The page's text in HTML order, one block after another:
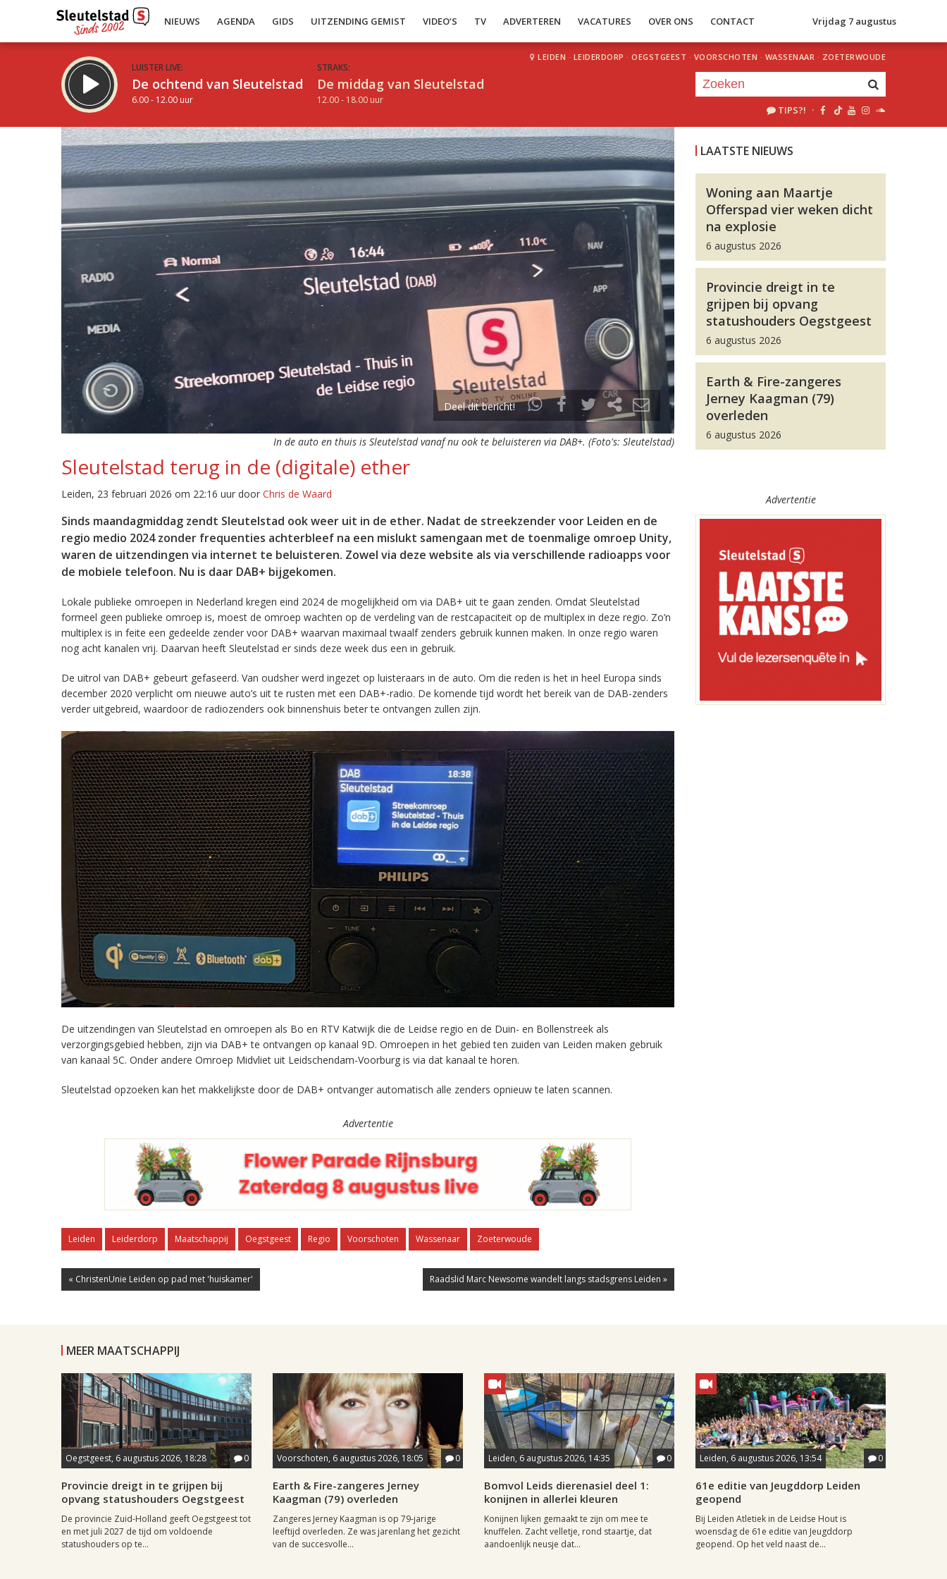
NIEUWS AGENDA GIDS UITZENDING GEMIST VIDEO’S TV ADVERTEREN VACATURES OVER ONS CONTACT Vrijdag 7 augustus
LUISTER LIVE:
De ochtend van Sleutelstad
6.00 - 12.00 uur
STRAKS:
De middag van Sleutelstad
12.00 - 18.00 uur
LEIDEN · LEIDERDORP · OEGSTGEEST · VOORSCHOTEN · WASSENAAR · ZOETERWOUDE
TIPS?! ·
Deel dit bericht!
In de auto en thuis is Sleutelstad vanaf nu ook te beluisteren via DAB+. (Foto's: Sleutelstad)
Sleutelstad terug in de (digitale) ether
Leiden, 23 februari 2026 om 22:16 uur door Chris de Waard
Sinds maandagmiddag zendt Sleutelstad ook weer uit in de ether. Nadat de streekzender voor Leiden en de
regio medio 2024 zonder frequenties achterbleef na een mislukt samengaan met de toenmalige omroep Unity,
waren de uitzendingen via internet te beluisteren. Zowel via deze website als via verschillende radioapps voor
de mobiele telefoon. Nu is daar DAB+ bijgekomen.
Lokale publieke omroepen in Nederland kregen eind 2024 de mogelijkheid om via DAB+ uit te gaan zenden. Omdat Sleutelstad
formeel geen publieke omroep is, moest de omroep wachten op de verdeling van de restcapaciteit op de multiplex in deze regio. Zo’n
multiplex is in feite een gedeelde zender voor DAB+ waarvan maximaal twaalf zenders gebruik kunnen maken. In onze regio waren
nog acht kanalen vrij. Daarvan heeft Sleutelstad er sinds deze week dus een in gebruik.
De uitrol van DAB+ gebeurt gefaseerd. Van oudsher werd ingezet op luisteraars in de auto. Om die reden is het in heel Europa sinds
december 2020 verplicht om nieuwe auto’s uit te rusten met een DAB+-radio. De komende tijd wordt het bereik van de DAB-zenders
verder uitgebreid, waardoor de radiozenders ook binnenshuis beter te ontvangen zullen zijn.
De uitzendingen van Sleutelstad en omroepen als Bo en RTV Katwijk die de Leidse regio en de Duin- en Bollenstreek als
verzorgingsgebied hebben, zijn via DAB+ te ontvangen op kanaal 9D. Omroepen in het gebied ten zuiden van Leiden maken gebruik
van kanaal 5C. Onder andere Omroep Midvliet uit Leidschendam-Voorburg is via dat kanaal te horen.
Sleutelstad opzoeken kan het makkelijkste door de DAB+ ontvanger automatisch alle zenders opnieuw te laten scannen.
Advertentie
Leiden Leiderdorp Maatschappij Oegstgeest Regio Voorschoten Wassenaar Zoeterwoude
« ChristenUnie Leiden op pad met 'huiskamer' Raadslid Marc Newsome wandelt langs stadsgrens Leiden »
LAATSTE NIEUWS
Woning aan Maartje
Offerspad vier weken dicht
na explosie
6 augustus 2026
Provincie dreigt in te
grijpen bij opvang
statushouders Oegstgeest
6 augustus 2026
Earth & Fire-zangeres
Jerney Kaagman (79)
overleden
6 augustus 2026
Advertentie
MEER MAATSCHAPPIJ
Oegstgeest, 6 augustus 2026, 18:28 0
Provincie dreigt in te grijpen bij
opvang statushouders Oegstgeest
De provincie Zuid-Holland geeft Oegstgeest tot
en met juli 2027 de tijd om voldoende
statushouders op te...
Voorschoten, 6 augustus 2026, 18:05 0
Earth & Fire-zangeres Jerney
Kaagman (79) overleden
Zangeres Jerney Kaagman is op 79-jarige
leeftijd overleden. Ze was jarenlang het gezicht
van de succesvolle...
Leiden, 6 augustus 2026, 14:35 0
Bomvol Leids dierenasiel deel 1:
konijnen in allerlei kleuren
Konijnen lijken gemaakt te zijn om mee te
knuffelen. Zacht velletje, rond staartje, dat
aandoenlijk neusje dat...
Leiden, 6 augustus 2026, 13:54 0
61e editie van Jeugddorp Leiden
geopend
Bij Leiden Atletiek in de Leidse Hout is
woensdag de 61e editie van Jeugddorp
geopend. Op het veld naast de...